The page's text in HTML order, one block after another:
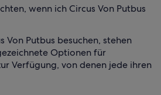
wenn ich Circus Von Putbus
Von Putbus besuchen, stehen
Optionen für
Verfügung, von denen jede ihren